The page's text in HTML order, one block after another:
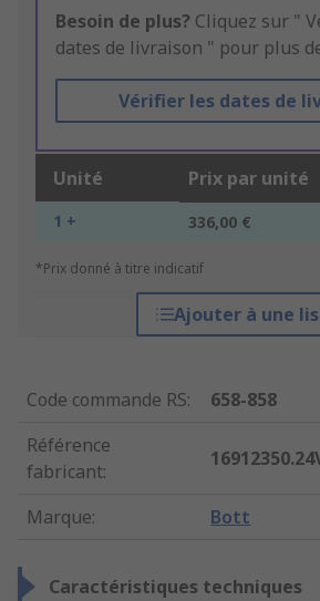
Besoin de plus? Cliquez sur "
dates de livraison " pour plus
Vérifier les dates de
Unité Prix par unité
1 + 336,00 €
*Prix donné à titre indicatif
Ajouter à une
Code commande RS:
658-858
Référence
fabricant:
Marque: Bott
Caractéristiques techniques